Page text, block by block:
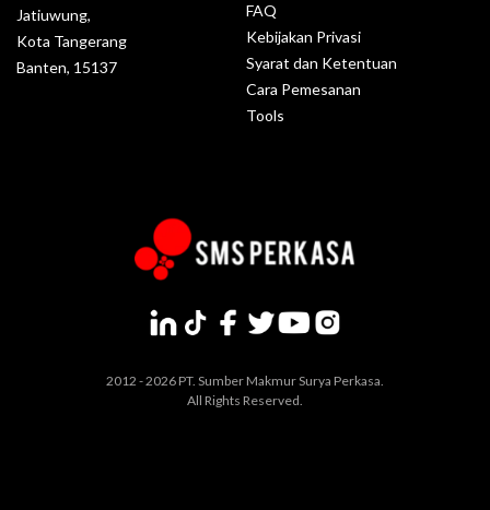
Jatiuwung,
Kota Tangerang
Banten, 15137
FAQ
Kebijakan Privasi
Syarat dan Ketentuan
Cara Pemesanan
Tools
2012 - 2026 PT. Sumber Makmur Surya Perkasa.
All Rights Reserved.